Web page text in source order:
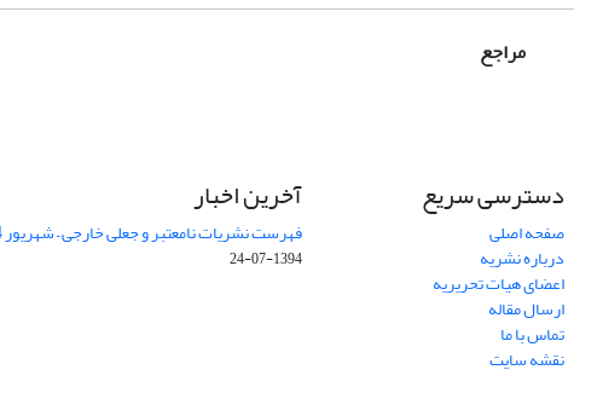
مراجع
دسترسی سریع
صفحه اصلی
درباره نشریه
اعضای هیات تحریریه
ارسال مقاله
تماس با ما
نقشه سایت
آخرین اخبار
فهرست نشریات نامعتبر و جعلی خارجی – شهریور 1394
1394-07-24